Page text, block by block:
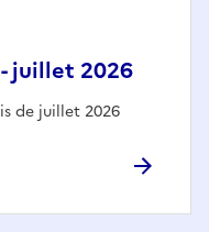
juillet 2026
de juillet 2026